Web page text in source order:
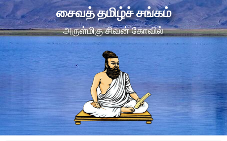
சைவத் தமிழ்ச் சங்கம்
அருள்மிகு சிவன் கோவில்